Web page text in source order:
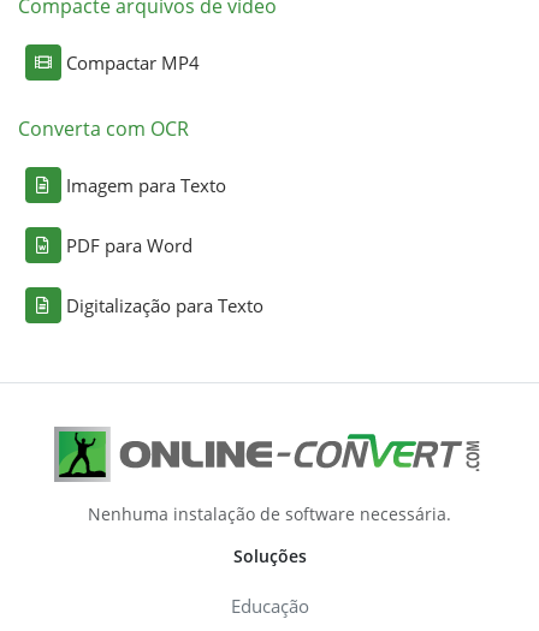
Compacte arquivos de vídeo
Compactar MP4
Converta com OCR
Imagem para Texto
PDF para Word
Digitalização para Texto
Nenhuma instalação de software necessária.
Soluções
Educação